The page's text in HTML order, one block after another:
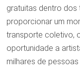
gratuitas dentro dos
proporcionar um
transporte coletivo,
oportunidade a
milhares de